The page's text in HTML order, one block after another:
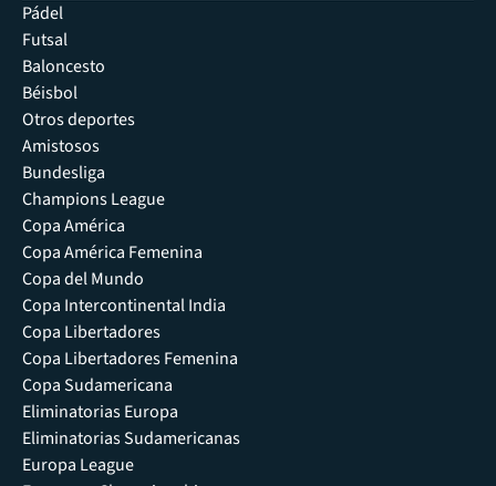
Pádel
Futsal
Baloncesto
Béisbol
Otros deportes
Amistosos
Bundesliga
Champions League
Copa América
Copa América Femenina
Copa del Mundo
Copa Intercontinental India
Copa Libertadores
Copa Libertadores Femenina
Copa Sudamericana
Eliminatorias Europa
Eliminatorias Sudamericanas
Europa League